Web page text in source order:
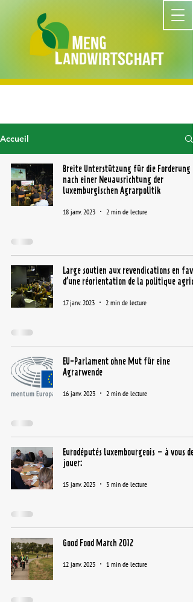
Accueil
Breite Unterstützung für die Forderung
nach einer Neuausrichtung der
luxemburgischen Agrarpolitik
18 janv. 2023 2 min de lecture
Large soutien aux revendications en
d’une réorientation de la politique
17 janv. 2023 2 min de lecture
EU-Parlament ohne Mut für eine
Agrarwende
16 janv. 2023 2 min de lecture
Eurodéputés luxembourgeois – à vous de
jouer:
15 janv. 2023 3 min de lecture
Good Food March 2012
12 janv. 2023 1 min de lecture